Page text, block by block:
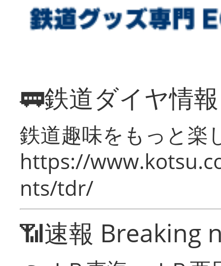
🚃鉄道ダイヤ情
鉄道趣味をもっと楽
https://
nts/tdr/
📶速報 Breaking